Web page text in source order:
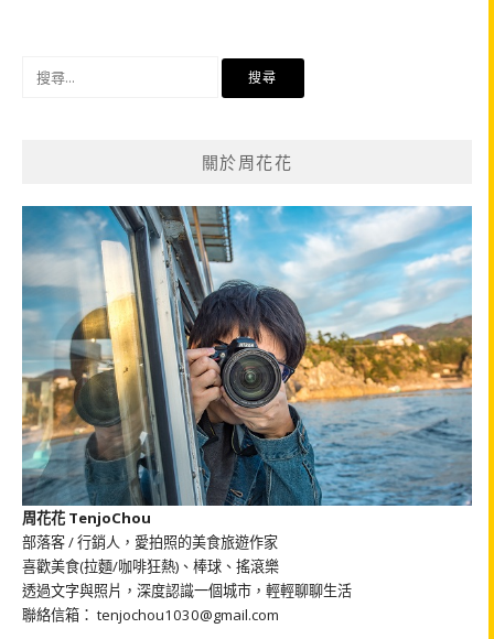
關於周花花
周花花 TenjoChou
部落客 / 行銷人，愛拍照的美食旅遊作家
喜歡美食(拉麵/咖啡狂熱)、棒球、搖滾樂
透過文字與照片，深度認識一個城市，輕輕聊聊生活
聯絡信箱： tenjochou1030@gmail.com